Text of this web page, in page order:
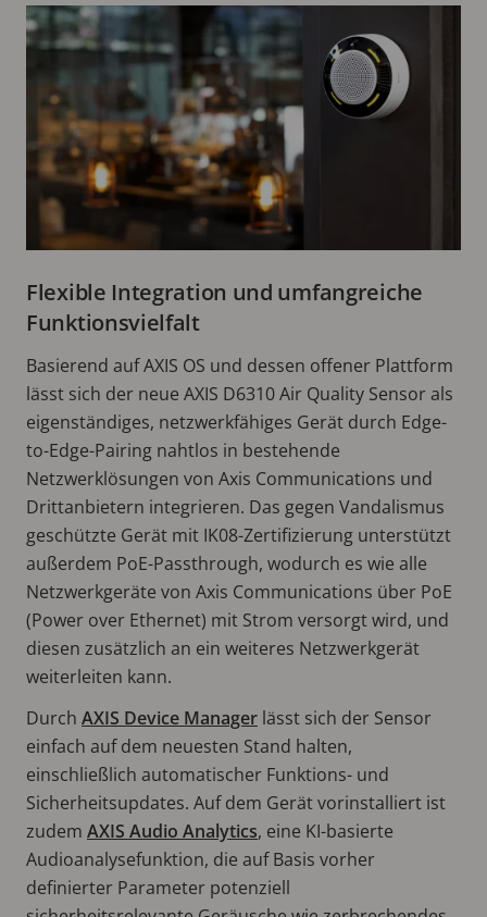
Flexible Integration und umfangreiche
Funktionsvielfalt
Basierend auf AXIS OS und dessen offener Plattform
lässt sich der neue AXIS D6310 Air Quality Sensor als
eigenständiges, netzwerkfähiges Gerät durch Edge-
to-Edge-Pairing nahtlos in bestehende
Netzwerklösungen von Axis Communications und
Drittanbietern integrieren. Das gegen Vandalismus
geschützte Gerät mit IK08-Zertifizierung unterstützt
außerdem PoE-Passthrough, wodurch es wie alle
Netzwerkgeräte von Axis Communications über PoE
(Power over Ethernet) mit Strom versorgt wird, und
diesen zusätzlich an ein weiteres Netzwerkgerät
weiterleiten kann.
Durch AXIS Device Manager lässt sich der Sensor
einfach auf dem neuesten Stand halten,
einschließlich automatischer Funktions- und
Sicherheitsupdates. Auf dem Gerät vorinstalliert ist
zudem AXIS Audio Analytics, eine KI-basierte
Audioanalysefunktion, die auf Basis vorher
definierter Parameter potenziell